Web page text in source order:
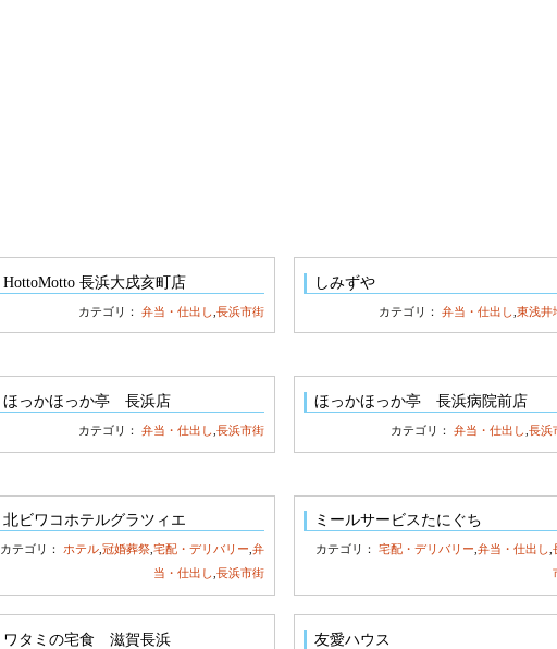
HottoMotto 長浜大戌亥町店
カテゴリ：弁当・仕出し ,長浜市街
しみずや
カテゴリ： 弁当・仕出し 東浅井
ほっかほっか亭 長浜店
カテゴリ：弁当・仕出し ,長浜市街
ほっかほっか亭 長浜病院前店
カテゴリ： 弁当・仕出し 長浜
北ビワコホテルグラツィエ
カテゴリ：ホテル,冠婚葬祭,宅配・デリバリー,弁
当・仕出し,長浜市街
ミールサービスたにぐち
カテゴリ： 宅配・デリバリー,弁当・仕出し,
ワタミの宅食 滋賀長浜 友愛ハウス